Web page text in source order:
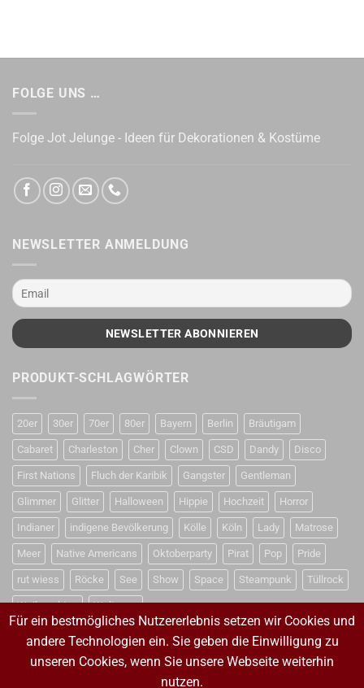
FOLGE UNS …
Folge Jot Jelunge - Ideen für Dekorationen & Kostüme
NEWSLETTER ANMELDUNG
PRODUKT-SCHLAGWÖRTER
20er 30er 70er 80er Bayern Berlin Bräutigam
Cabaret Charleston Cher Clown CSD Dandy Disco
First Nations Fluch der Karibik Gangster Gentleman
Glimmer Glitter Halloween Hippie Hochzeit Horror
Indianer indigene Bevölkerung Kölle Köln Lady Matrose
Meer Native Americans Oktoberparty Pirat Pop Pride
rut wiess Röcke See Show Space Steampunk Tüllrock
Weihnachten Weltraum
VERTRAG WIDERRUFEN
Für ein bestmögliches Nutzererlebnis setzen wir Cookies und
andere Technologien ein. Sie geben die Einwilligung zu
unseren Cookies, wenn Sie unsere Webseite weiterhin
nutzen.